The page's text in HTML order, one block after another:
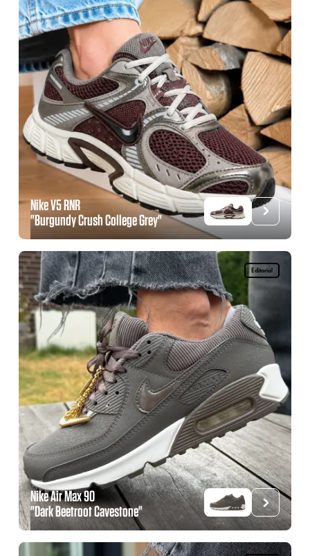
Nike V5 RNR
"Burgundy Crush College Grey"
Editorial
Nike Air Max 90
"Dark Beetroot Cavestone"